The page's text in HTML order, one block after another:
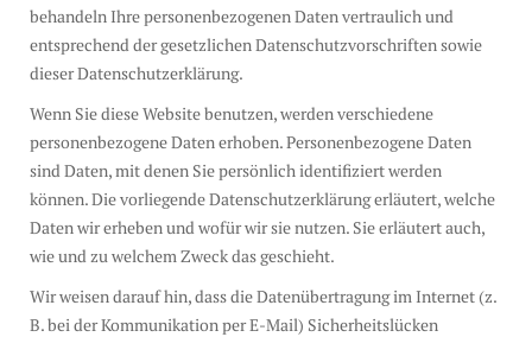
behandeln Ihre personenbezogenen Daten vertraulich und
entsprechend der gesetzlichen Datenschutzvorschriften sowie
dieser Datenschutzerklärung.
Wenn Sie diese Website benutzen, werden verschiedene
personenbezogene Daten erhoben. Personenbezogene Daten
sind Daten, mit denen Sie persönlich identifiziert werden
können. Die vorliegende Datenschutzerklärung erläutert, welche
Daten wir erheben und wofür wir sie nutzen. Sie erläutert auch,
wie und zu welchem Zweck das geschieht.
Wir weisen darauf hin, dass die Datenübertragung im Internet (z.
B. bei der Kommunikation per E-Mail) Sicherheitslücken